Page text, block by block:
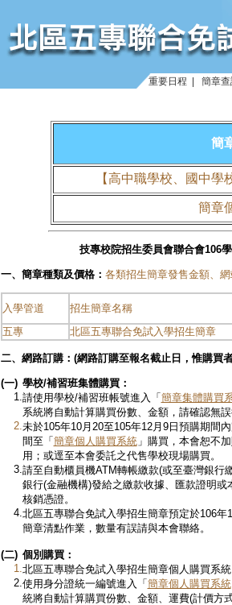
重要日程 簡章
簡
【高中職學校、國中學
簡章
技專校院招生委員會聯合會106
一、簡章種類及價格： 各類招生簡章發售金額、
入學管道 招生簡章名稱
五專
北區五專聯合免試入學招生簡章
二、網路訂購： (網路訂購至報名截止日，惟購買
(一) 學校/補習班集體購買：
1. 請使用學校/補習班帳號進入「簡章集體購買
系統將自動計算購買份數、金額，請確認無
2. 未於105年10月20至105年12月9日預購期間
間至「簡章個人購買系統」購買，本會恕不
用；或逕至本會委託之代售學校現場購買。
3. 請至自動櫃員機ATM轉帳繳款(或至臺灣銀行
銀行(金融機構)發給之繳款收據、匯款證明
核銷憑證。
4. 北區五專聯合免試入學招生簡章預定於106
簡章清點作業，數量有誤請與本會聯絡。
(二) 個別購買：
1. 北區五專聯合免試入學招生簡章個人購買系統
2. 使用身分證統一編號進入「簡章個人購買系統
統將自動計算購買份數、金額、運費(計價方